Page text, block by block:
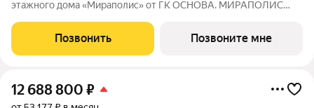
этажного дома «Мираполис» от ГК ОСНОВА. МИРАПОЛИС
отдыха и жизни. Проект состоит из четырех башен с
авторскими стеклянными фасадами и
Позвонить Позвоните мне
12 688 800 ₽